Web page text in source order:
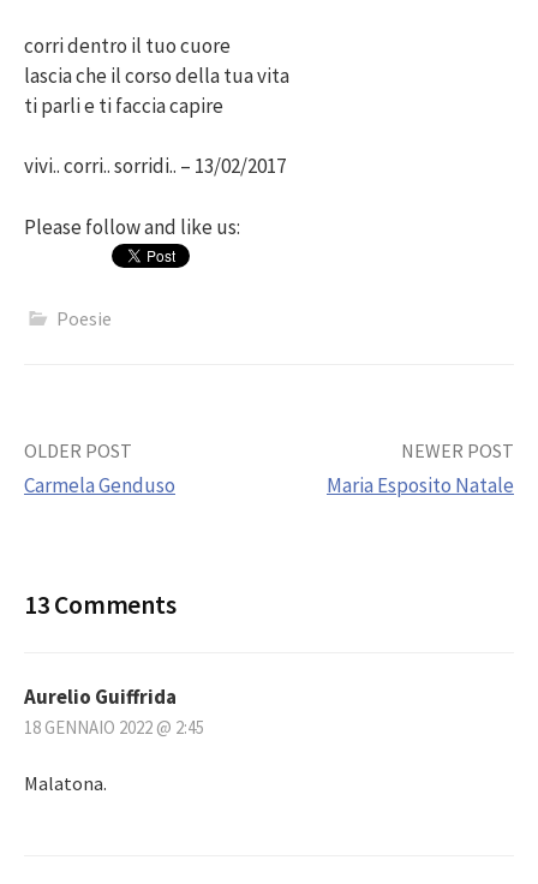
corri dentro il tuo cuore
lascia che il corso della tua vita
ti parli e ti faccia capire
vivi.. corri.. sorridi.. – 13/02/2017
Please follow and like us:
Poesie
Post
OLDER POST
Carmela Genduso
NEWER POST
Maria Esposito Natale
13 Comments
Aurelio Guiffrida
18 GENNAIO 2022 @ 2:45
Malatona.